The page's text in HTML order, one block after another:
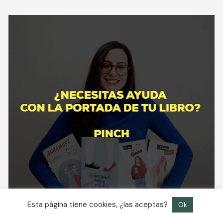
Esta página tiene cookies, ¿las aceptas? Ok